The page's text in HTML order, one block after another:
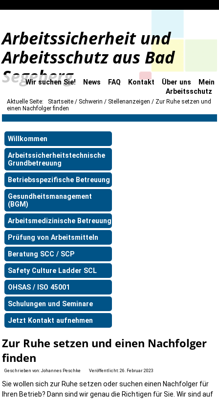
Arbeitssicherheit und
Arbeitsschutz aus Bad
Segeberg
Wir suchen Sie! News FAQ Kontakt Über uns
Mein
Arbeitsschutz
Aktuelle Seite: Startseite Schwerin Stellenanzeigen
Zur Ruhe setzen und
einen Nachfolger finden
Willkommen
Arbeitssicherheitstechnische
Grundbetreuung
Betriebsspezifische Betreuung
Gesundheitsmanagement
(BGM)
Arbeitsmedizinische Betreuung
Prüfung von Arbeitsmitteln
Beratung SCC / SCP
Safety Culture Ladder SCL
OHSAS / ISO 45001
Schulungen und Seminare
Jetzt Kontakt aufnehmen
Zur Ruhe setzen und einen Nachfolger
finden
Geschrieben von:Johannes Peschke Veröffentlicht: 26. Februar 2023
Sie wollen sich zur Ruhe setzen oder suchen einen Nachfolger für
Ihren Betrieb? Dann sind wir genau die Richtigen für Sie. Wir sind auf